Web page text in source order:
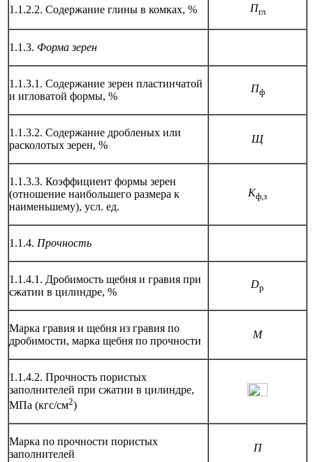
1.1.2.2. Содержание глины в комках, % Пгл
1.1.3. Форма зерен
1.1.3.1. Содержание зерен пластинчатой
и игловатой формы, %
Пф
1.1.3.2. Содержание дробленых или
расколотых зерен, %
Щ
1.1.3.3. Коэффициент формы зерен
(отношение наиболь­шего размера к
наименьшему), усл. ед.
Кф,з
1.1.4. Прочность
1.1.4.1. Дробимость щебня и гравия при
сжатии в цилиндре, %
Dр
Марка гравия и щебня из гравия по
дробимости, марка щебня по прочности
М
1.1.4.2. Прочность пористых
заполнителей при сжатии в цилиндре,
МПа (кгс/см2)
Марка по прочности пористых
заполнителей
П